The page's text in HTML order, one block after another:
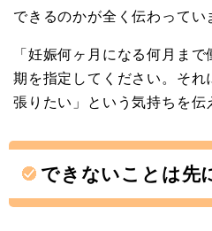
できるのかが全く伝わってい
「妊娠何ヶ月になる何月ま
期を指定してください。そ
張りたい」という気持ちを伝
できないことは先